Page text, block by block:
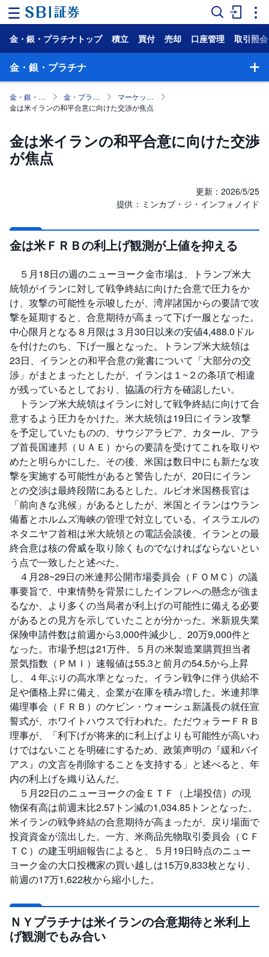
ー
ム
マ
ー
ケ
NISA
国
株
投
資
信
託
債
券
FX
お
ま
か
せ
投
資
PICK
UP
S
BI
株
オ
プ
シ
ョ
ン
先
物
・
オ
プ
シ
ョ
ン
商
品
先
金
・
銀
・
プ
ラ
チ
ナ
外
貨
建
M
M
F
NE
W
取
引
所
C
(
く
り
っ
く
金・銀・プラチナトップ 積立 買付 売却 口座管理 取引照会
金・銀・プラチナ
金・銀・プラチナ 金・プラチナ取引とは (金・銀・プラチナの特徴)
マーケットレポート・コラム
金は米イランの和平合意に向けた交渉が焦点
金は米イランの和平合意に向けた交渉
が焦点
更新：2026/5/25
提供：ミンカブ・ジ・インフォノイド
金は米ＦＲＢの利上げ観測が上値を抑える
５月18日の週のニューヨーク金市場は、トランプ米大
統領がイランに対して戦争終結に向けた合意で圧力をか
け、攻撃の可能性を示唆したが、湾岸諸国からの要請で攻
撃を延期すると、合意期待が高まって下げ一服となった。
中心限月となる８月限は３月30日以来の安値4,488.0ドル
を付けたのち、下げ一服となった。トランプ米大統領は
23日、イランとの和平合意の覚書について「大部分の交
渉」がまとまったとしたが、イランは１~２の条項で相違
が残っているとしており、協議の行方を確認したい。
トランプ米大統領はイランに対して戦争終結に向けて合
意するよう圧力をかけた。米大統領は19日にイラン攻撃
を予定していたものの、サウジアラビア、カタール、アラ
ブ首長国連邦（ＵＡＥ）からの要請を受けてこれを取りや
めたと明らかにした。その後、米国は数日中にも新たな攻
撃を実施する可能性があると警告したが、20日にイラン
との交渉は最終段階にあるとした。ルビオ米国務長官は
「前向きな兆候」があるとしたが、米国とイランはウラン
備蓄とホルムズ海峡の管理で対立している。イスラエルの
ネタニヤフ首相は米大統領との電話会談後、イランとの最
終合意は核の脅威を取り除くものでなければならないとい
う点で一致したと述べた。
４月28~29日の米連邦公開市場委員会（ＦＯＭＣ）の議
事要旨で、中東情勢を背景にしたインフレへの懸念が強ま
るなか、より多くの当局者が利上げの可能性に備える必要
があるとの見方を示していたことが分かった。米新規失業
保険申請件数は前週から3,000件減少し、20万9,000件と
なった。市場予想は21万件。５月の米製造業購買担当者
景気指数（ＰＭＩ）速報値は55.3と前月の54.5から上昇
し、４年ぶりの高水準となった。イラン戦争に伴う供給不
足や価格上昇に備え、企業が在庫を積み増した。米連邦準
備理事会（ＦＲＢ）のケビン・ウォーシュ新議長の就任宣
誓式が、ホワイトハウスで行われた。ただウォラーＦＲＢ
理事が、「利下げが将来的に利上げよりも可能性が高いわ
けではないことを明確にするため、政策声明の『緩和バイ
アス』の文言を削除することを支持する」と述べると、年
内の利上げを織り込んだ。
５月22日のニューヨークの金ＥＴＦ（上場投信）の現
物保有高は前週末比2.57トン減の1,034.85トンとなった。
米イランの戦争終結の合意期待が高まったが、戻り場面で
投資資金が流出した。一方、米商品先物取引委員会（ＣＦ
ＴＣ）の建玉明細報告によると、５月19日時点のニュー
ヨーク金の大口投機家の買い越しは15万9,833枚となり、
前週の17万1,622枚から縮小した。
ＮＹプラチナは米イランの合意期待と米利上
げ観測でもみ合い